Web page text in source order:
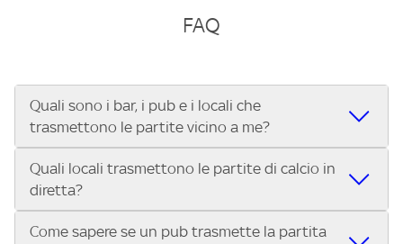
FAQ
Quali sono i bar, i pub e i locali che
trasmettono le partite vicino a me?
Se cerchi un bar, pub, ristorante o locale vicino a te per
vedere le partite di Serie A ENILIVE, la Serie C Sky Wifi, la
UEFA Champions League, la UEFA Europa League, la UEFA
Conference League, il Tennis, la Formula 1®, la MotoGP™ e
Quali locali trasmettono le partite di calcio in
diretta?
Vuoi sapere quali bar, pub o ristoranti mostrano le partite
Come sapere se un pub trasmette la partita